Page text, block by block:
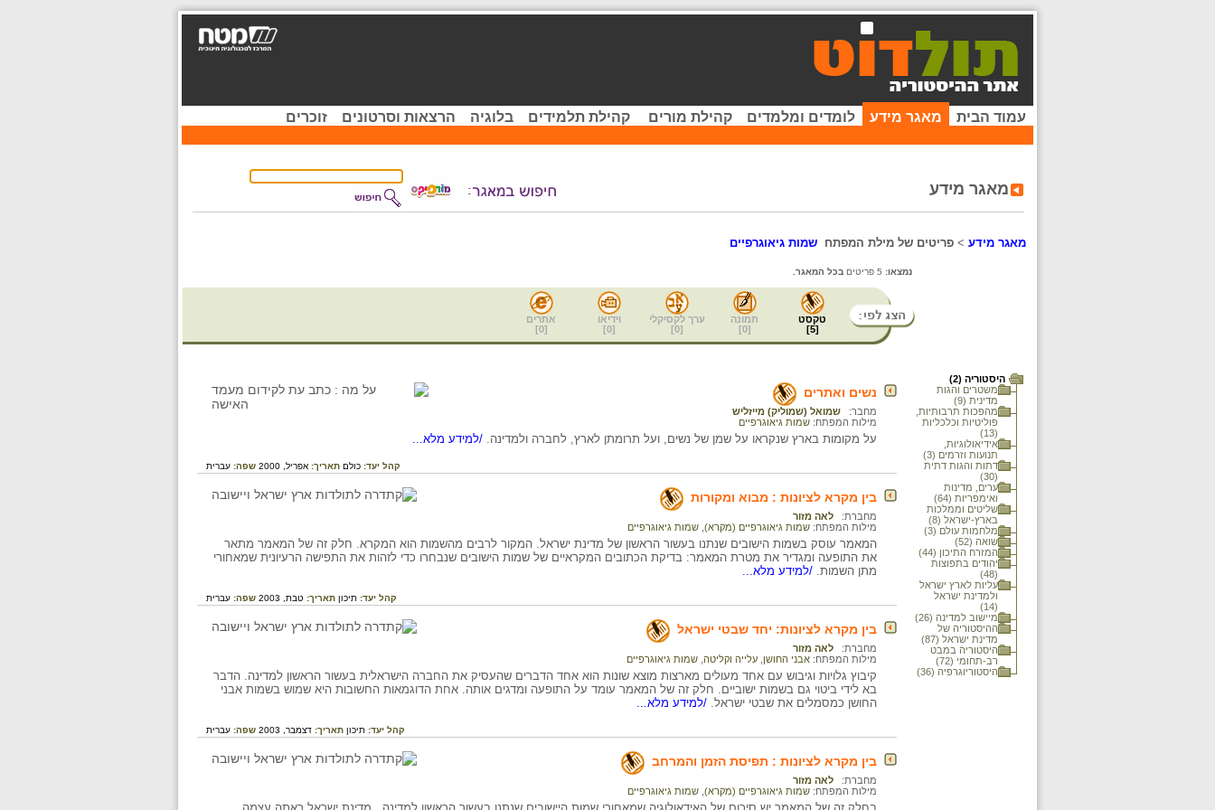
עמוד הבית מאגר מידע לומדים ומלמדים קהילת מורים קהילת תלמידים בלוגיה הרצאות וסרטונים זוכרים
מאגר מידע
מאגר מידע > פריטים של מילת המפתח שמות גיאוגרפיים
נמצאו: בכל המאגר.
טקסט
[
5
]
תמונה
[
0
]
ערך לקסיקלי
[
0
]
וידיאו
[
0
]
אתרים
[
0
]
היסטוריה (2)
משטרים והגות
מדינית (9)
מהפכות תרבותיות,
פוליטיות וכלכליות
(13)
אידיאולוגיות,
תנועות וזרמים (3)
דתות והגות דתית
(30)
ערים, מדינות
ואימפריות (64)
שליטים וממלכות
בארץ-ישראל (8)
מלחמות עולם (3)
שואה (52)
המזרח התיכון (44)
יהודים בתפוצות
(48)
עליות לארץ ישראל
ולמדינת ישראל
(14)
מיישוב למדינה (26)
ההיסטוריה של
מדינת ישראל (87)
היסטוריה במבט
רב-תחומי (72)
היסטוריוגרפיה (36)
נשים ואתרים
מחבר:
שמואל (שמוליק) מייזליש
מילות המפתח: שמות גיאוגרפיים
על מקומות בארץ שנקראו על שמן של נשים, ועל תרומתן לארץ, לחברה ולמדינה. /למידע מלא...
קהל יעד: כולם תאריך: אפריל, 2000 שפה: עברית
בין מקרא לציונות : מבוא ומקורות
מחברת:
לאה מזור
מילות המפתח: שמות גיאוגרפיים (מקרא) שמות גיאוגרפיים
המאמר עוסק בשמות הישובים שנתנו בעשור הראשון של מדינת ישראל. המקור לרבים מהשמות הוא המקרא. חלק זה של המאמר מתאר
את התופעה ומגדיר את מטרת המאמר: בדיקת הכתובים המקראיים של שמות הישובים שנבחרו כדי לזהות את התפישה הרעיונית שמאחורי
מתן השמות. /למידע מלא...
קהל יעד: תיכון תאריך: טבת, 2003 שפה: עברית
בין מקרא לציונות: יחד שבטי ישראל
מחברת:
לאה מזור
מילות המפתח: אבני החושן עלייה וקליטה שמות גיאוגרפיים
קיבוץ גלויות וגיבוש עם אחד מעולים מארצות מוצא שונות הוא אחד הדברים שהעסיק את החברה הישראלית בעשור הראשון למדינה. הדבר
בא לידי ביטוי גם בשמות ישוביים. חלק זה של המאמר עומד על התופעה ומדגים אותה. אחת הדוגמאות החשובות היא שמוש בשמות אבני
החושן כמסמלים את שבטי ישראל. /למידע מלא...
קהל יעד: תיכון תאריך: דצמבר, 2003 שפה: עברית
בין מקרא לציונות : תפיסת הזמן והמרחב
מחברת:
לאה מזור
מילות המפתח: שמות גיאוגרפיים (מקרא) שמות גיאוגרפיים